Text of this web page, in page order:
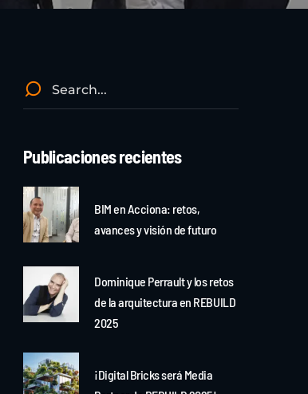
Publicaciones recientes
BIM en Acciona: retos,
avances y visión de futuro
Dominique Perrault y los retos
de la arquitectura en REBUILD
2025
¡Digital Bricks será Media